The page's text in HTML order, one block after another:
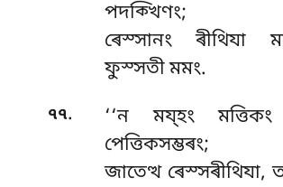
পদক্খিণং;
ৰেস্সানং ৰীথিযা
ফুস্সতী মমং.
৭৭.
‘‘ন ময্হং
পেত্তিকসম্ভৰং;
জাতেত্থ ৰেস্সৰীথিযা,